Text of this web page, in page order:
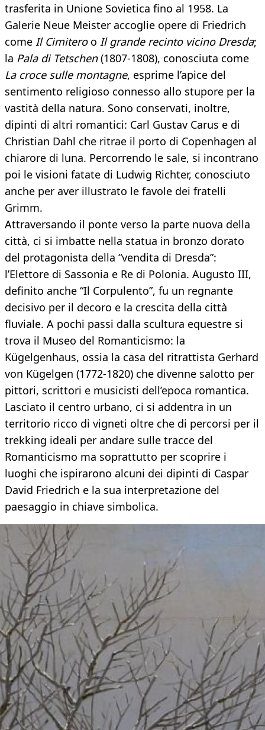
trasferita in Unione Sovietica fino al 1958. La
Galerie Neue Meister accoglie opere di Friedrich
come Il Cimitero o Il grande recinto vicino Dresda;
la Pala di Tetschen(1807-1808), conosciuta come
La croce sulle montagne, esprime l’apice del
sentimento religioso connesso allo stupore per la
vastità della natura. Sono conservati, inoltre,
dipinti di altri romantici: Carl Gustav Carus e di
Christian Dahl che ritrae il porto di Copenhagen al
chiarore di luna. Percorrendo le sale, si incontrano
poi le visioni fatate di Ludwig Richter, conosciuto
anche per aver illustrato le favole dei fratelli
Grimm.
Attraversando il ponte verso la parte nuova della
città, ci si imbatte nella statua in bronzo dorato
del protagonista della “vendita di Dresda”:
l’Elettore di Sassonia e Re di Polonia. Augusto III,
definito anche “Il Corpulento”, fu un regnante
decisivo per il decoro e la crescita della città
fluviale. A pochi passi dalla scultura equestre si
trova il Museo del Romanticismo: la
Kügelgenhaus, ossia la casa del ritrattista Gerhard
von Kügelgen (1772-1820) che divenne salotto per
pittori, scrittori e musicisti dell’epoca romantica.
Lasciato il centro urbano, ci si addentra in un
territorio ricco di vigneti oltre che di percorsi per il
trekking ideali per andare sulle tracce del
Romanticismo ma soprattutto per scoprire i
luoghi che ispirarono alcuni dei dipinti di Caspar
David Friedrich e la sua interpretazione del
paesaggio in chiave simbolica.